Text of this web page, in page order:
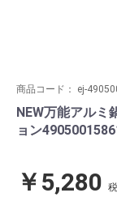
商品コード： ej-
NEW万能アルミ
ョン
￥5,280